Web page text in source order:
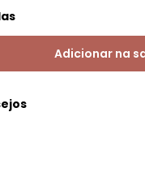
Adicionar na